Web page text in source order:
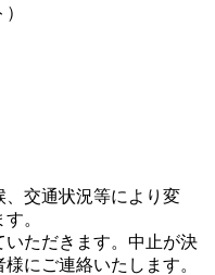
、交通状況等により変
。
いただきます。中止が決
にご連絡いたします。